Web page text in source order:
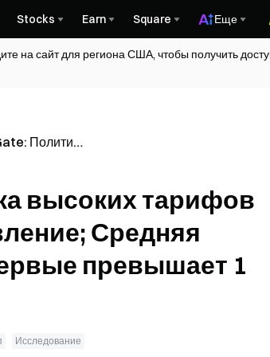
Stocks Earn Square Еще
на сайт для региона США, чтобы получить
Политика
хэшрейт
высоких тарифов
Средняя
превышает 1
Исследование